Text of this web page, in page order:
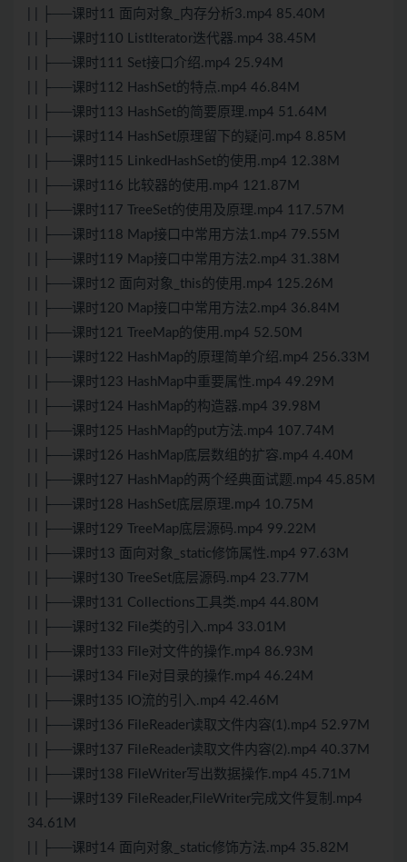
| | ├──课时11 面向对象_内存分析3.mp4 85.40M
| | ├──课时110 ListIterator迭代器.mp4 38.45M
| | ├──课时111 Set接口介绍.mp4 25.94M
| | ├──课时112 HashSet的特点.mp4 46.84M
| | ├──课时113 HashSet的简要原理.mp4 51.64M
| | ├──课时114 HashSet原理留下的疑问.mp4 8.85M
| | ├──课时115 LinkedHashSet的使用.mp4 12.38M
| | ├──课时116 比较器的使用.mp4 121.87M
| | ├──课时117 TreeSet的使用及原理.mp4 117.57M
| | ├──课时118 Map接口中常用方法1.mp4 79.55M
| | ├──课时119 Map接口中常用方法2.mp4 31.38M
| | ├──课时12 面向对象_this的使用.mp4 125.26M
| | ├──课时120 Map接口中常用方法2.mp4 36.84M
| | ├──课时121 TreeMap的使用.mp4 52.50M
| | ├──课时122 HashMap的原理简单介绍.mp4 256.33M
| | ├──课时123 HashMap中重要属性.mp4 49.29M
| | ├──课时124 HashMap的构造器.mp4 39.98M
| | ├──课时125 HashMap的put方法.mp4 107.74M
| | ├──课时126 HashMap底层数组的扩容.mp4 4.40M
| | ├──课时127 HashMap的两个经典面试题.mp4 45.85M
| | ├──课时128 HashSet底层原理.mp4 10.75M
| | ├──课时129 TreeMap底层源码.mp4 99.22M
| | ├──课时13 面向对象_static修饰属性.mp4 97.63M
| | ├──课时130 TreeSet底层源码.mp4 23.77M
| | ├──课时131 Collections工具类.mp4 44.80M
| | ├──课时132 File类的引入.mp4 33.01M
| | ├──课时133 File对文件的操作.mp4 86.93M
| | ├──课时134 File对目录的操作.mp4 46.24M
| | ├──课时135 IO流的引入.mp4 42.46M
| | ├──课时136 FileReader读取文件内容(1).mp4 52.97M
| | ├──课时137 FileReader读取文件内容(2).mp4 40.37M
| | ├──课时138 FileWriter写出数据操作.mp4 45.71M
| | ├──课时139 FileReader,FileWriter完成文件复制.mp4
34.61M
| | ├──课时14 面向对象_static修饰方法.mp4 35.82M